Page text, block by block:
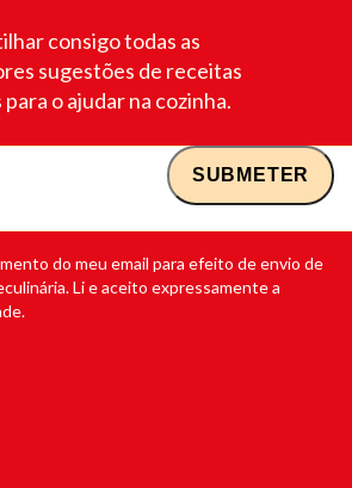
consigo todas as
sugestões de receitas
o ajudar na cozinha.
do meu email para efeito de envio de
Li e aceito expressamente a